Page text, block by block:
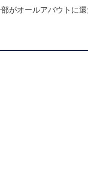
オールアバウトに還